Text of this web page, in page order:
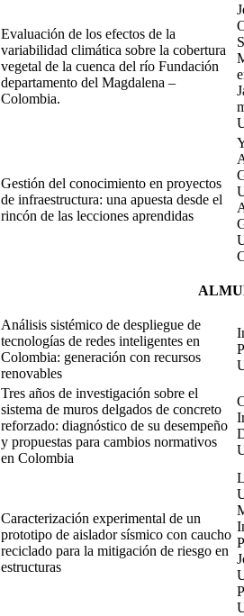
Evaluación de los efectos de la
variabilidad climática sobre la cobertura
vegetal de la cuenca del río Fundación
departamento del Magdalena –
Colombia.
Gestión del conocimiento en proyectos
de infraestructura: una apuesta desde el
rincón de las lecciones aprendidas
Análisis sistémico de despliegue de
tecnologías de redes inteligentes en
Colombia: generación con recursos
renovables
Tres años de investigación sobre el
sistema de muros delgados de concreto
reforzado: diagnóstico de su desempeño
y propuestas para cambios normativos
en Colombia
Caracterización experimental de un
prototipo de aislador sísmico con caucho
reciclado para la mitigación de riesgo en
estructuras